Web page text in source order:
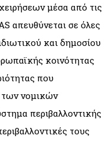
μέσα από τις
απευθύνεται σε όλες
και δημοσίου
κοινότητας
που
των νομικών
περιβαλλοντικής
τους